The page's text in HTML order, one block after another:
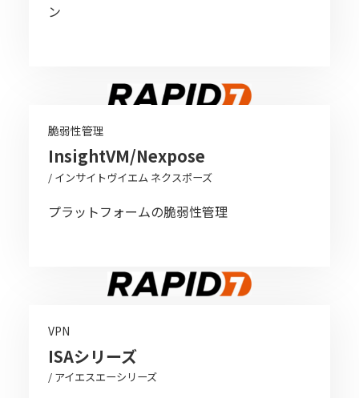
ン
脆弱性管理
InsightVM/Nexpose
/ インサイトヴイエム ネクスポーズ
プラットフォームの脆弱性管理
VPN
ISAシリーズ
/ アイエスエーシリーズ